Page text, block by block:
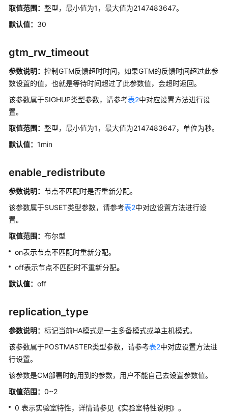
图
日
信
息
参
配
置
参
数
查
参
当
前
重
参
数
GUC
数
说
取值范围： 整型，最小值为1，最大值为2147483647。
默认值： 30
gtm_rw_timeout
参数说明： 控制GTM反馈超时时间，如果GTM的反馈时间超过此参
数设置的值，也就是等待时间超过了此参数值，会超时返回。
该参数属于SIGHUP类型参数，请参考表2中对应设置方法进行设
置。
取值范围： 整型，最小值为1，最大值为2147483647，单位为秒。
默认值： 1min
enable_redistribute
参数说明： 节点不匹配时是否重新分配。
该参数属于SUSET类型参数，请参考表2中对应设置方法进行设
置。
取值范围： 布尔型
on表示节点不匹配时重新分配。
off表示节点不匹配时不重新分配。
默认值： off
replication_type
参数说明： 标记当前HA模式是一主多备模式或单主机模式。
该参数属于POSTMASTER类型参数，请参考表2中对应设置方法进
行设置。
该参数是CM部署时的用到的参数，用户不能自己去设置参数值。
取值范围： 0~2
0 表示实验室特性，详情请参见《实验室特性说明》。